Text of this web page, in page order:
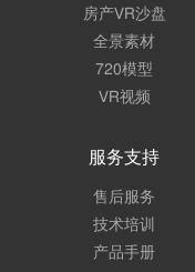
房产VR沙盘
全景素材
720模型
VR视频
服务支持
售后服务
技术培训
产品手册